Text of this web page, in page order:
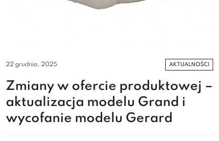
22 grudnia, 2025 AKTUALNOŚCI
Zmiany w ofercie produktowej –
aktualizacja modelu Grand i
wycofanie modelu Gerard